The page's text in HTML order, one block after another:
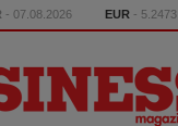
- 07.08.2026 EUR -